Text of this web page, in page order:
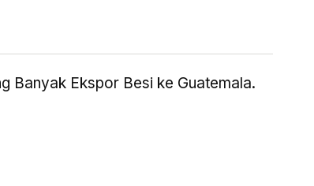
Banyak Ekspor Besi ke Guatemala.